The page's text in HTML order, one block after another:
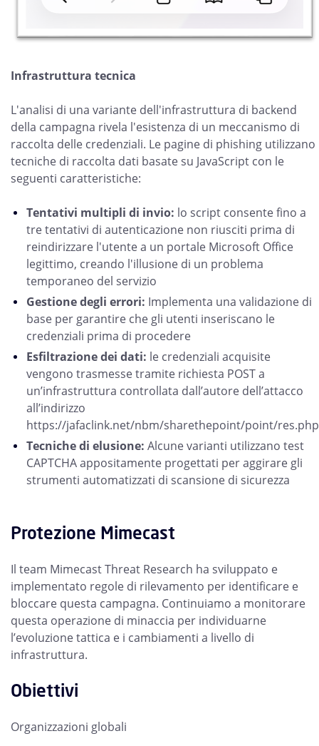
Infrastruttura tecnica
L'analisi di una variante dell'infrastruttura di backend
della campagna rivela l'esistenza di un meccanismo di
raccolta delle credenziali. Le pagine di phishing utilizzano
tecniche di raccolta dati basate su JavaScript con le
seguenti caratteristiche:
Tentativi multipli di invio: lo script consente fino a
tre tentativi di autenticazione non riusciti prima di
reindirizzare l'utente a un portale Microsoft Office
legittimo, creando l'illusione di un problema
temporaneo del servizio
Gestione degli errori: Implementa una validazione di
base per garantire che gli utenti inseriscano le
credenziali prima di procedere
Esfiltrazione dei dati: le credenziali acquisite
vengono trasmesse tramite richiesta POST a
un’infrastruttura controllata dall’autore dell’attacco
all’indirizzo
https://jafaclink.net/nbm/sharethepoint/point/res.php
Tecniche di elusione: Alcune varianti utilizzano test
CAPTCHA appositamente progettati per aggirare gli
strumenti automatizzati di scansione di sicurezza
Protezione Mimecast
Il team Mimecast Threat Research ha sviluppato e
implementato regole di rilevamento per identificare e
bloccare questa campagna. Continuiamo a monitorare
questa operazione di minaccia per individuarne
l’evoluzione tattica e i cambiamenti a livello di
infrastruttura.
Obiettivi
Organizzazioni globali